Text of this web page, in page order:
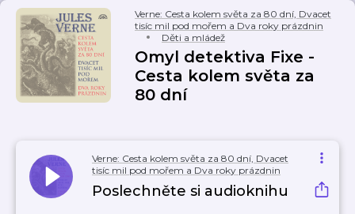
Verne: Cesta kolem světa za 80 dní, Dvacet
tisíc mil pod mořem a Dva roky prázdnin
Děti a mládež
Omyl detektiva Fixe -
Cesta kolem světa za
80 dní
Verne: Cesta kolem světa za 80 dní, Dvacet
tisíc mil pod mořem a Dva roky prázdnin
Poslechněte si audioknihu